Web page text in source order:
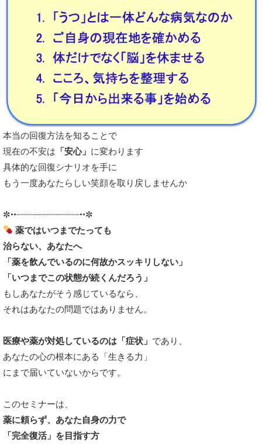
本当の回復方法を知ることで
現在の不安は 「安心」 に変わります
具体的な回復シナリオを手に
もう一度あなたらしい笑顔を取り戻しませんか
✼••┈┈┈┈┈┈┈┈┈┈┈┈••✼
薬ではいつまでたっても
治らない、あなたへ
「薬を飲んでいるのに何故かスッキリしない」
「いつまでこの状態が続くんだろう」
もしあなたがそう感じているなら、
それはあなたの問題ではありません。
医療や薬が対処しているのは「症状」 であり、
あなたの心の根本にある「生きる力」
にまで届いていないからです。
このセミナーは、
薬に頼らず、あなた自身の力で
「完全復活」を目指す方